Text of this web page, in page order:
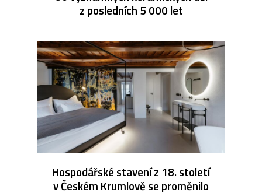
z posledních 5 000 let
Hospodářské stavení z 18. století
v Českém Krumlově se proměnilo